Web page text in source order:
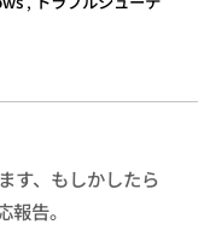
す、もしかしたら
告。